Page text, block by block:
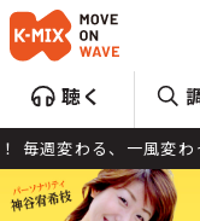
聴く
わる、一風変わ